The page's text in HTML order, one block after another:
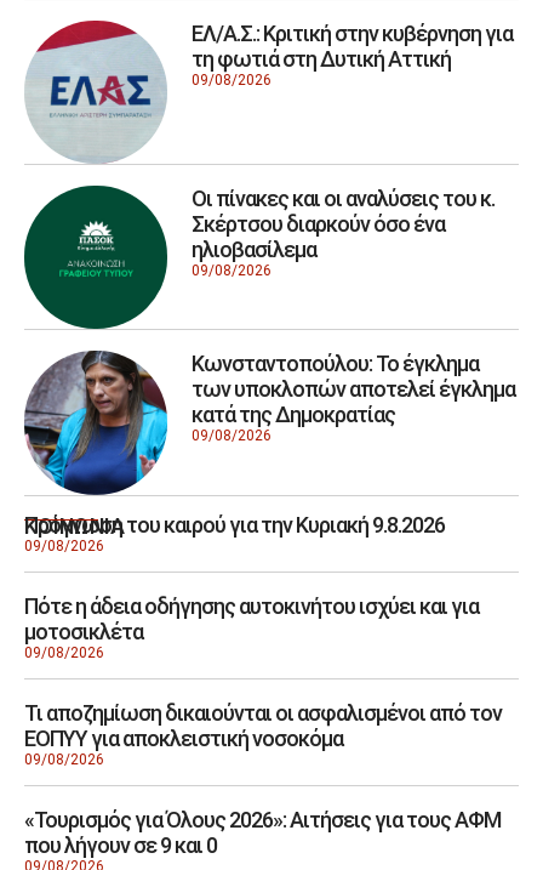
ΕΛ/Α.Σ.: Κριτική στην κυβέρνηση για
τη φωτιά στη Δυτική Αττική
09/08/2026
Οι πίνακες και οι αναλύσεις του κ.
Σκέρτσου διαρκούν όσο ένα
ηλιοβασίλεμα
09/08/2026
Κωνσταντοπούλου: Το έγκλημα
των υποκλοπών αποτελεί έγκλημα
κατά της Δημοκρατίας
09/08/2026
ΚΟΙΝΩΝΙΑ
Πρόγνωση του καιρού για την Κυριακή 9.8.2026
09/08/2026
Πότε η άδεια οδήγησης αυτοκινήτου ισχύει και για
μοτοσικλέτα
09/08/2026
Τι αποζημίωση δικαιούνται οι ασφαλισμένοι από τον
ΕΟΠΥΥ για αποκλειστική νοσοκόμα
09/08/2026
«Τουρισμός για Όλους 2026»: Αιτήσεις για τους ΑΦΜ
που λήγουν σε 9 και 0
09/08/2026